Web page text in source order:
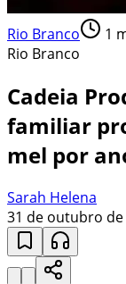
Rio Branco 1
Rio Branco
Cadeia
familiar
mel por
Sarah Helena
31 de outubro de